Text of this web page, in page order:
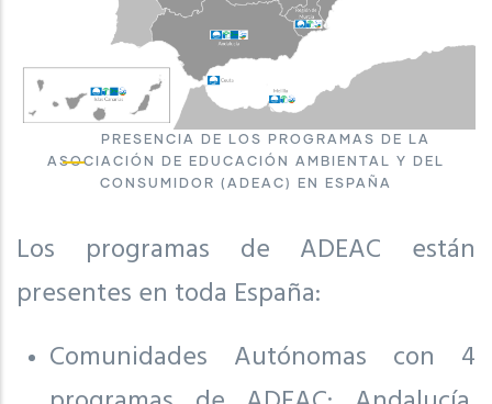
PRESENCIA DE LOS PROGRAMAS DE LA
ASOCIACIÓN DE EDUCACIÓN AMBIENTAL Y DEL
CONSUMIDOR (ADEAC) EN ESPAÑA
Los programas de ADEAC están
presentes en toda España:
Comunidades Autónomas con 4